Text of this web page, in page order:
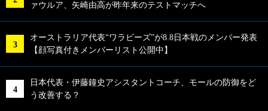
ァウルア、矢崎由高が昨年来のテストマッチへ
オーストラリア代表“ワラビーズ”が8.8日本戦のメンバー発表
【顔写真付きメンバーリスト公開中】
日本代表・伊藤鐘史アシスタントコーチ、モールの防御をど
う改善する？